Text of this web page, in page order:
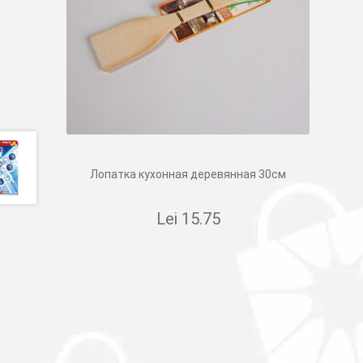
Лопатка кухонная деревянная 30см
Lei 15.75